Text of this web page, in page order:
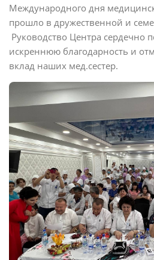
Международного дня
прошло в дружественной и
Руководство Центра сердечно
искреннюю благодарность и
вклад наших мед.сестер.